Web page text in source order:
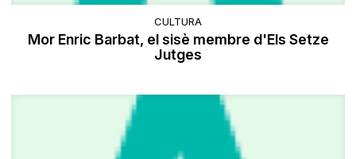
CULTURA
Mor Enric Barbat, el sisè membre d'Els Setze
Jutges